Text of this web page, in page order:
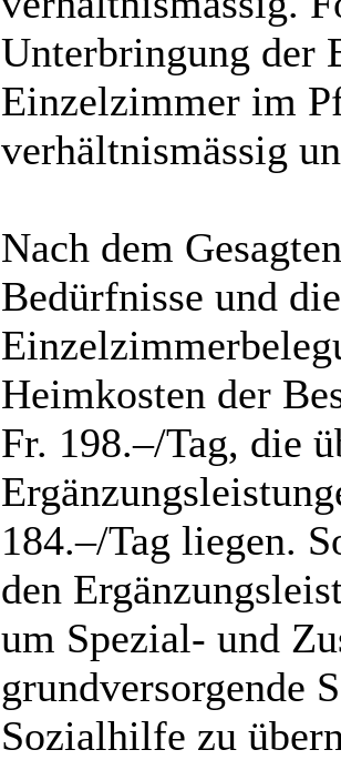
Unterbringung der
Einzelzimmer im
verhältnismässig
Nach dem
Bedürfnisse und
Heimkosten der
Fr. 198.–/Tag, die
184.–/Tag liegen.
den
um Spezial- und
grundversorgende
Sozialhilfe zu